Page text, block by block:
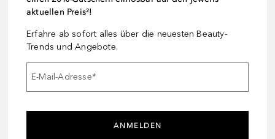
aktuellen Preis²!
Erfahre ab sofort alles über die neuesten Beauty-
Trends und Angebote.
E-Mail-Adresse*
ANMELDEN